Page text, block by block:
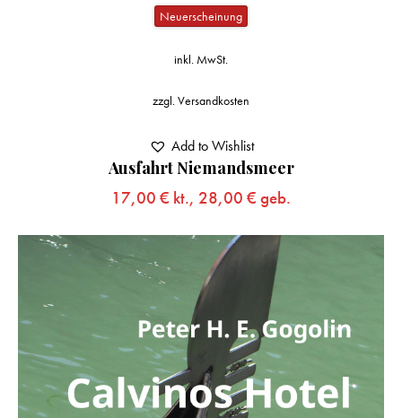
Ausfahrt Niemandsmeer
17,00 € kt., 28,00 € geb.
Neuerscheinung
inkl. MwSt.
zzgl.Versandkosten
Add to Wishlist